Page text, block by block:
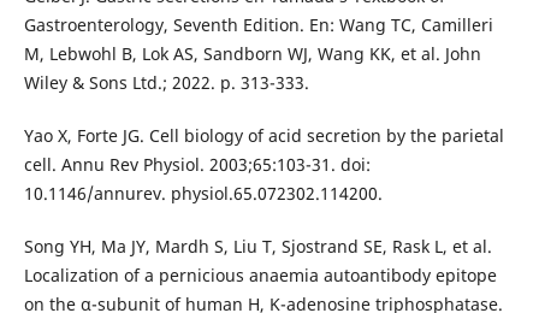
Gastroenterology, Seventh Edition. En: Wang TC, Camilleri
M, Lebwohl B, Lok AS, Sandborn WJ, Wang KK, et al. John
Wiley & Sons Ltd.; 2022. p. 313-333.
Yao X, Forte JG. Cell biology of acid secretion by the parietal
cell. Annu Rev Physiol. 2003;65:103-31. doi:
10.1146/annurev. physiol.65.072302.114200.
Song YH, Ma JY, Mardh S, Liu T, Sjostrand SE, Rask L, et al.
Localization of a pernicious anaemia autoantibody epitope
on the α-subunit of human H, K-adenosine triphosphatase.